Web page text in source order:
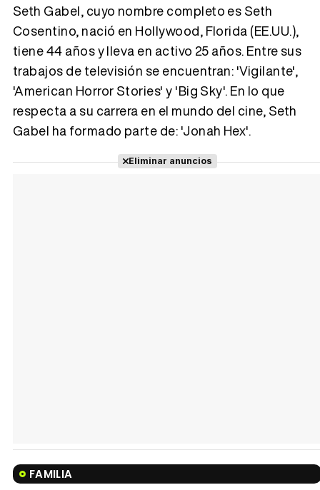
Tráiler 'Vida perra' (2026)
Seth Gabel, cuyo nombre completo es Seth
Cosentino, nació en Hollywood, Florida (EE.UU.),
tiene 44 años y lleva en activo 25 años. Entre sus
trabajos de televisión se encuentran: 'Vigilante',
'American Horror Stories' y 'Big Sky'. En lo que
respecta a su carrera en el mundo del cine, Seth
Gabel ha formado parte de: 'Jonah Hex'.
Eliminar anuncios
FAMILIA